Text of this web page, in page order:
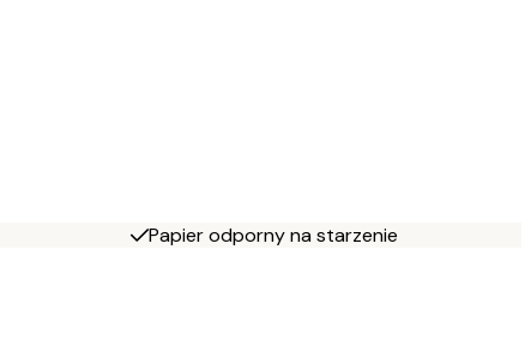
Papier odporny na starzenie